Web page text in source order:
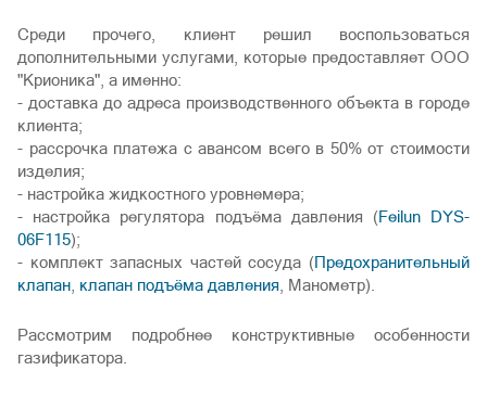
Среди прочего, клиент решил воспользоваться
дополнительными услугами, которые предоставляет ООО
"Крионика", а именно:
- доставка до адреса производственного объекта в городе
клиента;
- рассрочка платежа с авансом всего в 50% от стоимости
изделия;
- настройка жидкостного уровнемера;
- настройка регулятора подъёма давления (Feilun DYS-
06F115);
- комплект запасных частей сосуда (Предохранительный
клапан клапан подъёма давления , Манометр).
Рассмотрим подробнее конструктивные особенности
газификатора.